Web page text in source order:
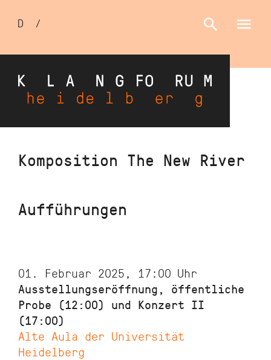
Direkt
Sprachumschalter
D /
Komposition The New River
Aufführungen
01. Februar 2025, 17:00 Uhr
Ausstellungseröffnung, öffentliche
Probe (12:00) und Konzert II
(17:00)
Alte Aula der Universität
Heidelberg